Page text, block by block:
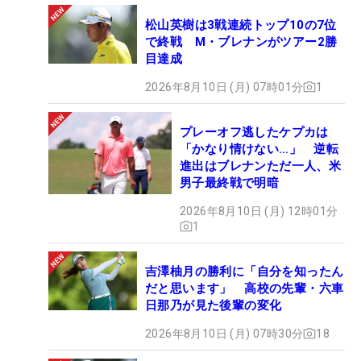
今季は出場5戦中トップ10入り3回を数えるが、優勝
はあと一歩のところで逃している。「成長を自分自
のファンの人にも見せたい。（地元で優勝出来れ
ば）最高だなと思います。（過去に）優勝したこと
も、プレーオフで負けてしまったこともいろんな思
い出があるコースなので、今年はいい思い出になれ
ば」と意気込んだ。
そして地元勢では、「今年も声援に応えられるよう
に頑張りたい」と意気込むアマチュア時代に今大会
でベストアマを獲得している竹田麗央、永久シード
保持者の不動裕理、笠りつ子、大里桃子、ルーキー
奥山純菜らが参戦。“火の国”で情熱を燃やす。
松山英樹は3戦連続トップ10の7位
で終戦 M・ブレナンがツアー2勝
目達成
2026年8月10日 (月) 07時01分 1
プレーオフ逃したケプカは
「かなり情けない…」 逆転
進出はブレナンただ一人、米
男子最終戦で明暗
2026年8月10日 (月) 12時01分
1
吉澤柚月の勝利に「自分を知ったん
だと思います」 高校の先輩・六車
日那乃が見た後輩の変化
2026年8月10日 (月) 07時30分 18